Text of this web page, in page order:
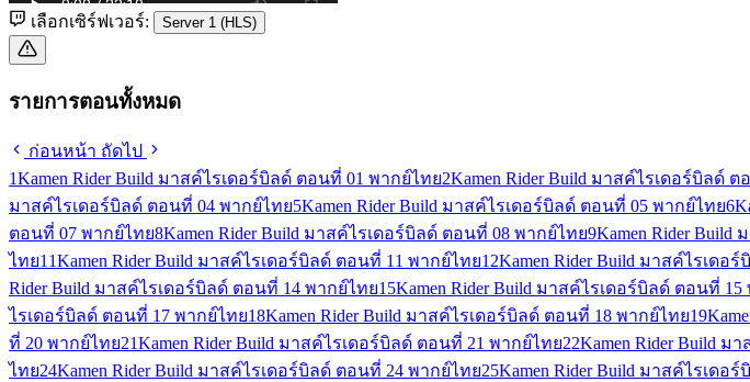
เลือกเซิร์ฟเวอร์: Server 1 (HLS)
รายการตอนทั้งหมด
ก่อนหน้า ถัดไป
1Kamen Rider Build มาสค์ไรเดอร์บิลด์ ตอนที่ 01 พากย์ไทย2Kamen Rider Build มาสค์ไรเดอร์บิลด์
มาสค์ไรเดอร์บิลด์ ตอนที่ 04 พากย์ไทย5Kamen Rider Build มาสค์ไรเดอร์บิลด์ ตอนที่ 05 พากย์ไทย6
ตอนที่ 07 พากย์ไทย8Kamen Rider Build มาสค์ไรเดอร์บิลด์ ตอนที่ 08 พากย์ไทย9Kamen Rider
ไทย11Kamen Rider Build มาสค์ไรเดอร์บิลด์ ตอนที่ 11 พากย์ไทย12Kamen Rider Build มาสค์ไรเดอ
Rider Build มาสค์ไรเดอร์บิลด์ ตอนที่ 14 พากย์ไทย15Kamen Rider Build มาสค์ไรเดอร์บิลด์ ตอนที่ 15
ไรเดอร์บิลด์ ตอนที่ 17 พากย์ไทย18Kamen Rider Build มาสค์ไรเดอร์บิลด์ ตอนที่ 18 พากย์ไทย19
ที่ 20 พากย์ไทย21Kamen Rider Build มาสค์ไรเดอร์บิลด์ ตอนที่ 21 พากย์ไทย22Kamen Rider Build ม
ไทย24Kamen Rider Build มาสค์ไรเดอร์บิลด์ ตอนที่ 24 พากย์ไทย25Kamen Rider Build มาสค์ไรเดอ